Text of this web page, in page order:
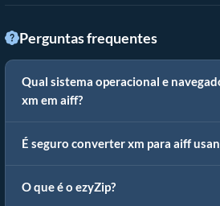
Perguntas frequentes
Qual sistema operacional e
xm em aiff?
É seguro converter xm para aiff
O que é o ezyZip?